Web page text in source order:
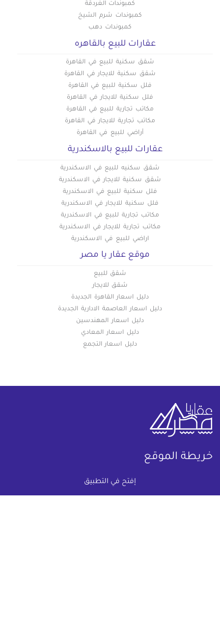
إفتح في التطبيق
كمبوندات الغردقة
كمبوندات شرم الشيخ
كمبوندات دهب
عقارات للبيع بالقاهره
شقق سكنية للبيع في القاهرة
شقق سكنية للايجار في القاهرة
فلل سكنية للبيع في القاهرة
فلل سكنية للايجار في القاهرة
مكاتب تجارية للبيع في القاهرة
مكاتب تجارية للايجار في القاهرة
أراضي للبيع في القاهرة
عقارات للبيع بالاسكندرية
شقق سكنيه للبيع في الاسكندرية
شقق سكنية للايجار في الاسكندرية
فلل سكنية للبيع في الاسكندرية
فلل سكنية للايجار في الاسكندرية
مكاتب تجارية للبيع في الاسكندرية
مكاتب تجارية للايجار في الاسكندرية
اراضي للبيع في الاسكندرية
موقع عقار يا مصر
شقق للبيع
شقق للايجار
دليل اسعار القاهرة الجديدة
دليل اسعار العاصمة الادارية الجديدة
دليل اسعار المهندسين
دليل اسعار المعادي
دليل اسعار التجمع
خريطة الموقع
أضف عقارك مجانا